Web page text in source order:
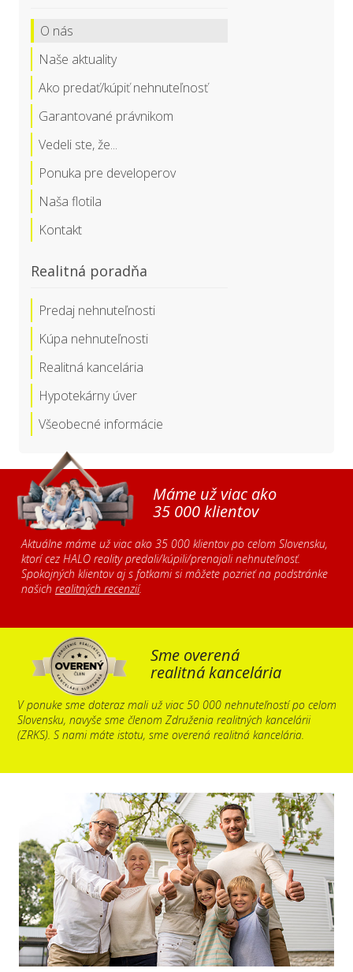
O nás
Naše aktuality
Ako predať/kúpiť nehnuteľnosť
Garantované právnikom
Vedeli ste, že...
Ponuka pre developerov
Naša flotila
Kontakt
Realitná poradňa
Predaj nehnuteľnosti
Kúpa nehnuteľnosti
Realitná kancelária
Hypotekárny úver
Všeobecné informácie
Máme už viac ako
35 000 klientov
Aktuálne máme už viac ako 35 000 klientov po celom Slovensku,
ktorí cez HALO reality predali/kúpili/prenajali nehnuteľnosť.
Spokojných klientov aj s fotkami si môžete pozrieť na podstránke
našich realitných recenzií.
Sme overená
realitná kancelária
V ponuke sme doteraz mali už viac 50 000 nehnuteľností po celom
Slovensku, navyše sme členom Združenia realitných kancelárii
(ZRKS). S nami máte istotu, sme overená realitná kancelária.